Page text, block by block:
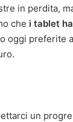
in perdita,
che i tablet
oggi
un